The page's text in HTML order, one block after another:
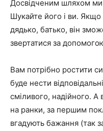
Досвідченим шляхом
Шукайте його і ви. Якщо
дядько, батько, він
звертатися за
Вам потрібно ростити
буде нести
сміливого, надійного.
на ранки, за першим
вгадують бажання (так